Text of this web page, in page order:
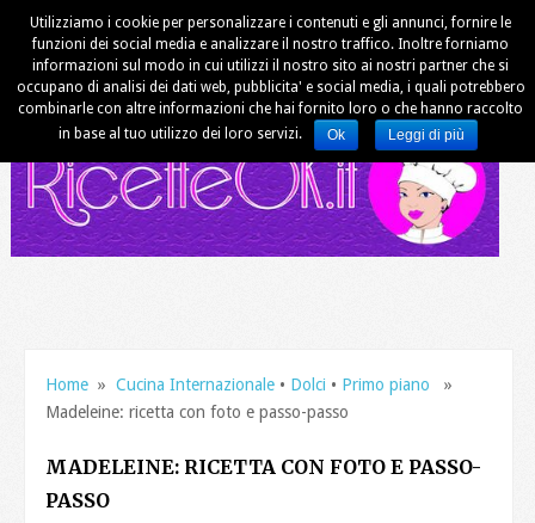
Home »Cucina Internazionale • Dolci • Primo piano »
Madeleine: ricetta con foto e passo-passo
MADELEINE: RICETTA CON FOTO E PASSO-
PASSO
Utilizziamo i cookie per personalizzare i contenuti e gli annunci, fornire le
funzioni dei social media e analizzare il nostro traffico. Inoltre forniamo
informazioni sul modo in cui utilizzi il nostro sito ai nostri partner che si
occupano di analisi dei dati web, pubblicita' e social media, i quali potrebbero
combinarle con altre informazioni che hai fornito loro o che hanno raccolto
in base al tuo utilizzo dei loro servizi.
Ok Leggi di più